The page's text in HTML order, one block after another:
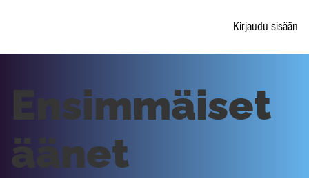
Kirjaudu sisään
Ensimmäiset
äänet